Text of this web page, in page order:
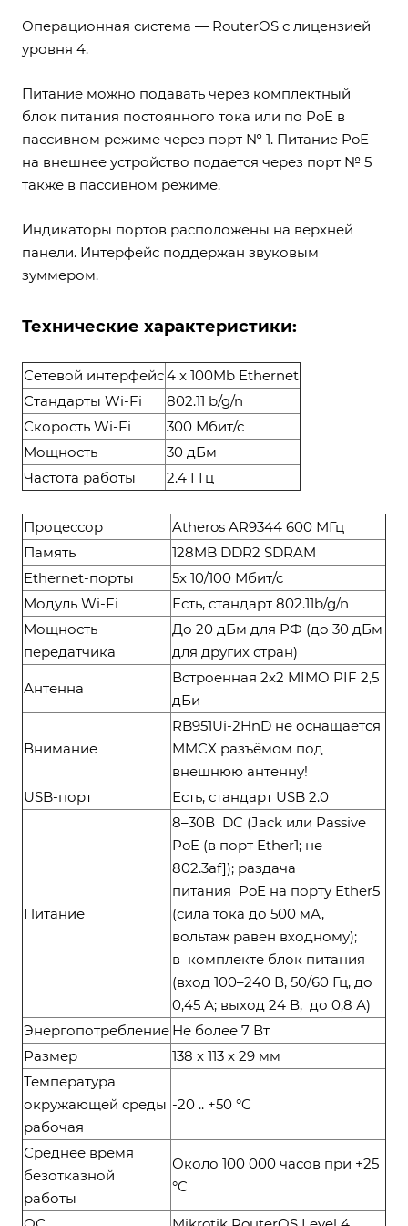
Операционная система — RouterOS с лицензией
уровня 4.
Питание можно подавать через комплектный
блок питания постоянного тока или по PoE в
пассивном режиме через порт № 1. Питание PoE
на внешнее устройство подается через порт № 5
также в пассивном режиме.
Индикаторы портов расположены на верхней
панели. Интерфейс поддержан звуковым
зуммером.
Технические характеристики:
Сетевой интерфейс4 x 100Mb Ethernet
Стандарты Wi-Fi
802.11 b/g/n
Скорость Wi-Fi
300 Мбит/с
Мощность
30 дБм
Частота работы
2.4 ГГц
Процессор
Atheros AR9344 600 МГц
Память
128MB DDR2 SDRAM
Ethernet-порты
5х 10/100 Мбит/с
Модуль Wi-Fi
Есть, стандарт 802.11b/g/n
Мощность
передатчика
До 20 дБм для РФ (до 30 дБм
для других стран)
Антенна
Встроенная 2x2 MIMO PIF 2,5
дБи
Внимание
RB951Ui-2HnD не оснащается
MMCX разъёмом под
внешнюю антенну!
USB-порт
Есть, стандарт USB 2.0
Питание
8–30В DC (Jack или Passive
PoE (в порт Ether1; не
802.3af]); раздача
питания PoE на порту Ether5
(сила тока до 500 мА,
вольтаж равен входному);
в комплекте блок питания
(вход 100–240 В, 50/60 Гц, до
0,45 А; выход 24 В, до 0,8 А)
Энергопотребление Не более 7 Вт
Размер
138 x 113 x 29 мм
Температура
окружающей среды
рабочая
-20 .. +50 °C
Среднее время
безотказной
работы
Около 100 000 часов при +25
°C